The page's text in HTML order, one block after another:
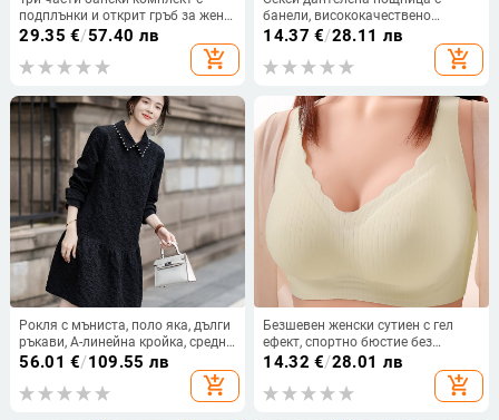
подплънки и открит гръб за жени,
полиестерен плат
29.35 €/57.40 лв
add_shopping_cart
банели, висококачествено
усещане, тънък силует, за дами с
14.37 €/28.11 лв
add_shopping_cart
Рокля с мъниста, поло яка, дълги
ръкави, А-линейна кройка, средна
дължина
56.01 €/109.55 лв
add_shopping_cart
Безшевен женски сутиен с гел
ефект, спортно бюстие без
банели, потник стил, стягащ за
малък бюст, красив гръб, дишащ
найлон
14.32 €/28.01 лв
add_shopping_cart